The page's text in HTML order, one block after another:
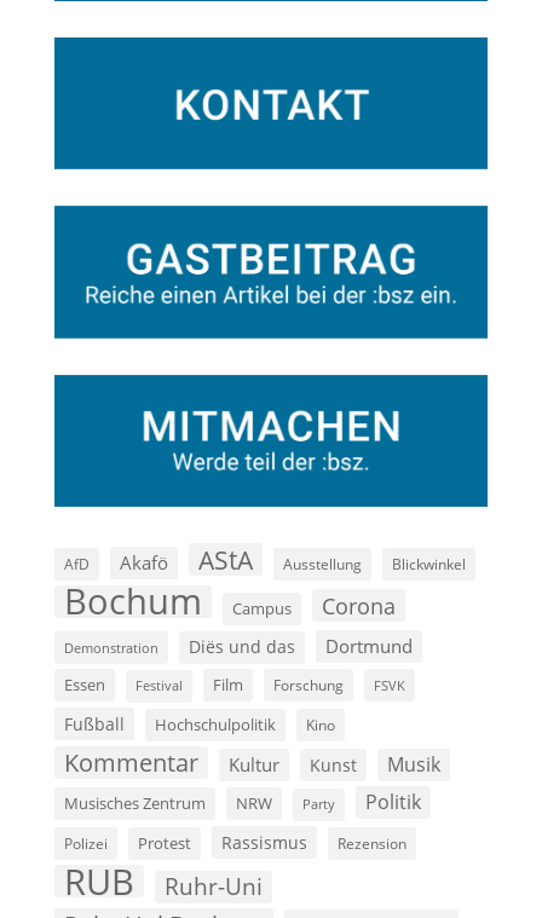
AfD Akafö AStA Ausstellung Blickwinkel
Bochum Campus Corona
Demonstration Diës und das Dortmund
Essen Festival Film Forschung FSVK
Fußball Hochschulpolitik Kino
Kommentar Kultur Kunst Musik
Musisches Zentrum NRW Party Politik
Polizei Protest Rassismus Rezension
RUB Ruhr-Uni